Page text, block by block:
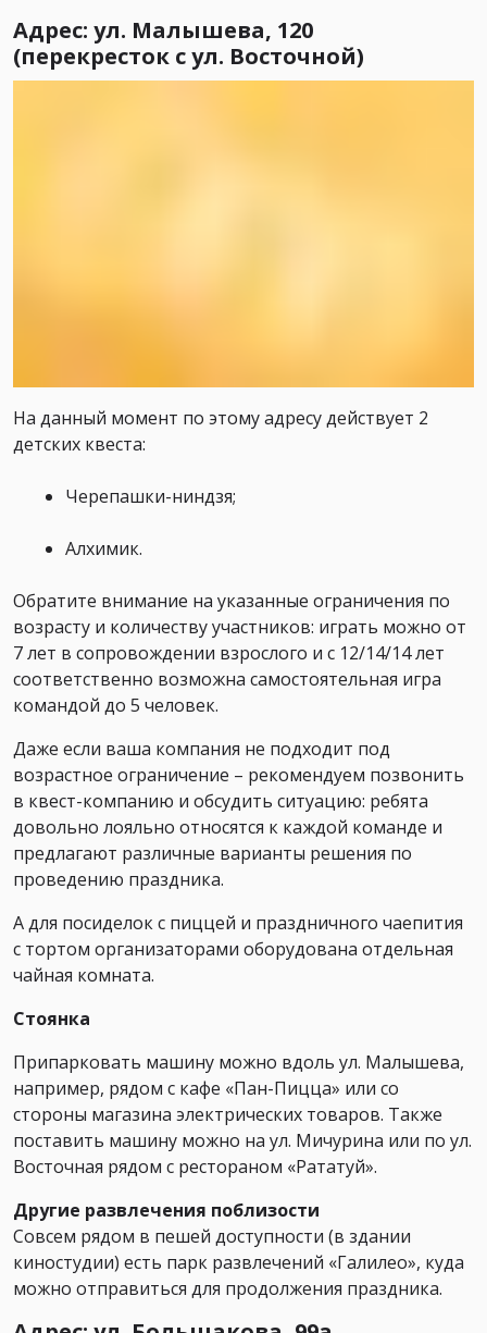
Адрес: ул. Малышева, 120
(перекресток с ул. Восточной)
На данный момент по этому адресу действует 2
детских квеста:
Черепашки-ниндзя;
Алхимик.
Обратите внимание на указанные ограничения по
возрасту и количеству участников: играть можно от
7 лет в сопровождении взрослого и с 12/14/14 лет
соответственно возможна самостоятельная игра
командой до 5 человек.
Даже если ваша компания не подходит под
возрастное ограничение – рекомендуем позвонить
в квест-компанию и обсудить ситуацию: ребята
довольно лояльно относятся к каждой команде и
предлагают различные варианты решения по
проведению праздника.
А для посиделок с пиццей и праздничного чаепития
с тортом организаторами оборудована отдельная
чайная комната.
Стоянка
Припарковать машину можно вдоль ул. Малышева,
например, рядом с кафе «Пан-Пицца» или со
стороны магазина электрических товаров. Также
поставить машину можно на ул. Мичурина или по ул.
Восточная рядом с рестораном «Рататуй».
Другие развлечения поблизости
Совсем рядом в пешей доступности (в здании
киностудии) есть парк развлечений «Галилео», куда
можно отправиться для продолжения праздника.